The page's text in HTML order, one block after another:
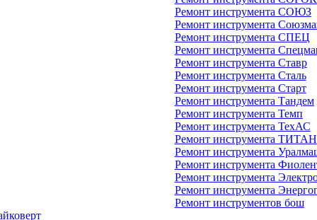
Ремонт инструмента СОЮЗ
Ремонт инструмента
Ремонт инструмента СПЕЦ
Ремонт инструмента
Ремонт инструмента Ставр
Ремонт инструмента Сталь
Ремонт инструмента Старт
Ремонт инструмента Тандем
Ремонт инструмента Темп
Ремонт инструмента ТехАС
Ремонт инструмента ТИТАН
Ремонт инструмента
Ремонт инструмента
Ремонт инструмента
Ремонт инструмента
Ремонт инструментов бош